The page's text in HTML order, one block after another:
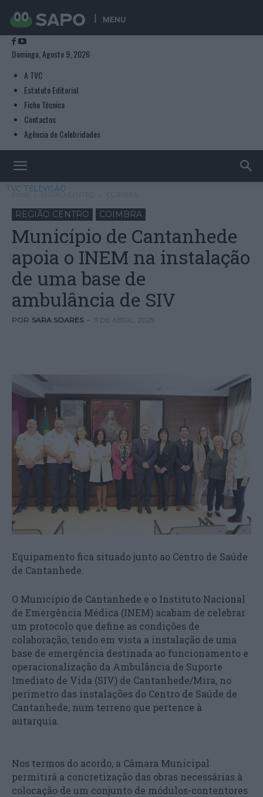
MENU
Domingo, Agosto 9, 2026
A TVC
Estatuto Editorial
Ficha Técnica
Contactos
Agência de Celebridades
TVC TELEVISÃO
Início REGIÃO CENTRO
REGIÃO CENTRO COIMBRA
Município de Cantanhede
apoia o INEM na instalação
de uma base de
ambulância de SIV
POR SARA SOARES - 11 DE ABRIL, 2025
Equipamento fica situado junto ao Centro de Saúde
de Cantanhede.
O Município de Cantanhede e o Instituto Nacional
de Emergência Médica (INEM) acabam de celebrar
um protocolo que define as condições de
colaboração, tendo em vista a instalação de uma
base de emergência destinada ao funcionamento e
operacionalização da Ambulância de Suporte
Imediato de Vida (SIV) de Cantanhede/Mira, no
perímetro das instalações do Centro de Saúde de
Cantanhede, num terreno que pertence à
autarquia.
Nos termos do acordo, a Câmara Municipal
permitirá a concretização das obras necessárias à
colocação de um conjunto de módulos-contentores